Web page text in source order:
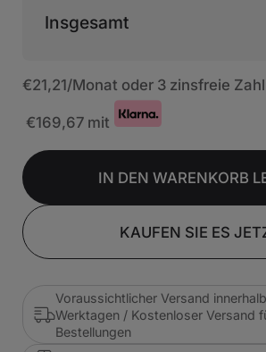
Insgesamt
€21,21/Monat oder 3 zinsfreie
€169,67 mit
IN DEN WARENKORB
KAUFEN SIE ES
Voraussichtlicher Versand
Werktagen / Kostenloser Versand
Bestellungen